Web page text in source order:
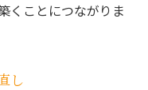
くことにつながりま
し